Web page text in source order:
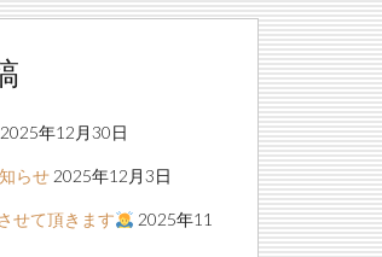
2025年12月30日
らせ 2025年12月3日
せて頂きます
2025年11